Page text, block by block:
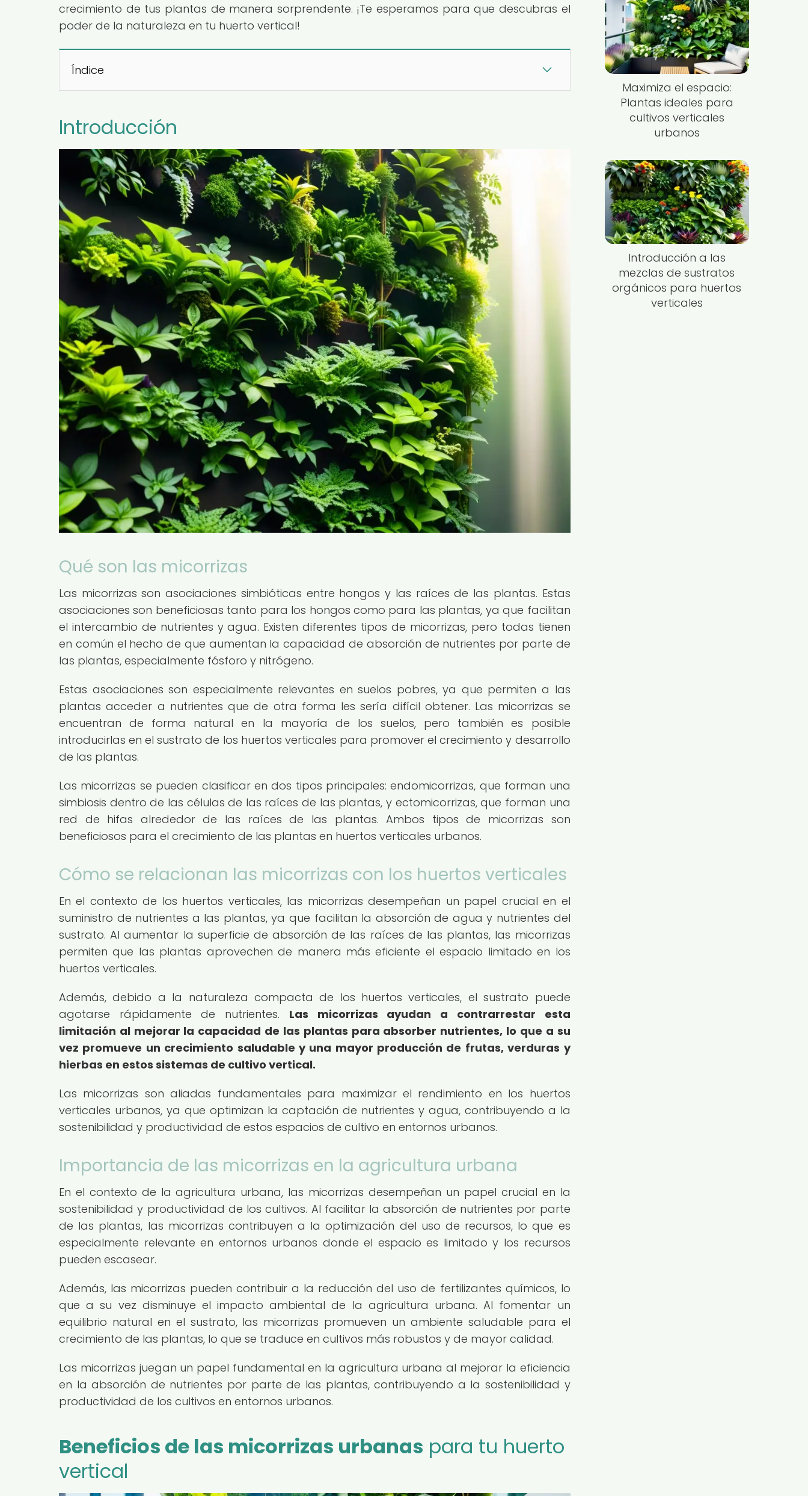
crecimiento de tus plantas de manera sorprendente. ¡Te esperamos para que descubras el
poder de la naturaleza en tu huerto vertical!
Índice
Introducción
Qué son las micorrizas
Las micorrizas son asociaciones simbióticas entre hongos y las raíces de las plantas. Estas
asociaciones son beneficiosas tanto para los hongos como para las plantas, ya que facilitan
el intercambio de nutrientes y agua. Existen diferentes tipos de micorrizas, pero todas tienen
en común el hecho de que aumentan la capacidad de absorción de nutrientes por parte de
las plantas, especialmente fósforo y nitrógeno.
Estas asociaciones son especialmente relevantes en suelos pobres, ya que permiten a las
plantas acceder a nutrientes que de otra forma les sería difícil obtener. Las micorrizas se
encuentran de forma natural en la mayoría de los suelos, pero también es posible
introducirlas en el sustrato de los huertos verticales para promover el crecimiento y desarrollo
de las plantas.
Las micorrizas se pueden clasificar en dos tipos principales: endomicorrizas, que forman una
simbiosis dentro de las células de las raíces de las plantas, y ectomicorrizas, que forman una
red de hifas alrededor de las raíces de las plantas. Ambos tipos de micorrizas son
beneficiosos para el crecimiento de las plantas en huertos verticales urbanos.
Cómo se relacionan las micorrizas con los huertos verticales
En el contexto de los huertos verticales, las micorrizas desempeñan un papel crucial en el
suministro de nutrientes a las plantas, ya que facilitan la absorción de agua y nutrientes del
sustrato. Al aumentar la superficie de absorción de las raíces de las plantas, las micorrizas
permiten que las plantas aprovechen de manera más eficiente el espacio limitado en los
huertos verticales.
Además, debido a la naturaleza compacta de los huertos verticales, el sustrato puede
agotarse rápidamente de nutrientes. Las micorrizas ayudan a contrarrestar esta
limitación al mejorar la capacidad de las plantas para absorber nutrientes, lo que a su
vez promueve un crecimiento saludable y una mayor producción de frutas, verduras y
hierbas en estos sistemas de cultivo vertical.
Las micorrizas son aliadas fundamentales para maximizar el rendimiento en los huertos
verticales urbanos, ya que optimizan la captación de nutrientes y agua, contribuyendo a la
sostenibilidad y productividad de estos espacios de cultivo en entornos urbanos.
Importancia de las micorrizas en la agricultura urbana
En el contexto de la agricultura urbana, las micorrizas desempeñan un papel crucial en la
sostenibilidad y productividad de los cultivos. Al facilitar la absorción de nutrientes por parte
de las plantas, las micorrizas contribuyen a la optimización del uso de recursos, lo que es
especialmente relevante en entornos urbanos donde el espacio es limitado y los recursos
pueden escasear.
Además, las micorrizas pueden contribuir a la reducción del uso de fertilizantes químicos, lo
que a su vez disminuye el impacto ambiental de la agricultura urbana. Al fomentar un
equilibrio natural en el sustrato, las micorrizas promueven un ambiente saludable para el
crecimiento de las plantas, lo que se traduce en cultivos más robustos y de mayor calidad.
Las micorrizas juegan un papel fundamental en la agricultura urbana al mejorar la eficiencia
en la absorción de nutrientes por parte de las plantas, contribuyendo a la sostenibilidad y
productividad de los cultivos en entornos urbanos.
Beneficios de las micorrizas urbanas para tu huerto
vertical
Maximiza el espacio:
Plantas ideales para
cultivos verticales
urbanos
Introducción a las
mezclas de sustratos
orgánicos para huertos
verticales